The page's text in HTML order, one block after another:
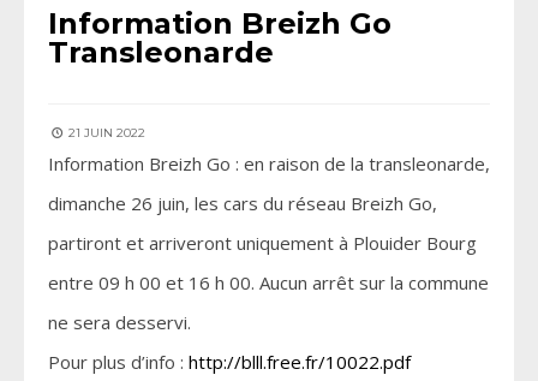
Information Breizh Go
Transleonarde
21 JUIN 2022
Information Breizh Go : en raison de la transleonarde,
dimanche 26 juin, les cars du réseau Breizh Go,
partiront et arriveront uniquement à Plouider Bourg
entre 09 h 00 et 16 h 00. Aucun arrêt sur la commune
ne sera desservi.
Pour plus d’info : http://blll.free.fr/10022.pdf